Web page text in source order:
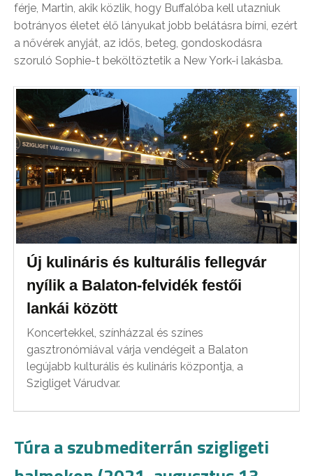
férje, Martin, akik közlik, hogy Buffalóba kell utazniuk
botrányos életet élő lányukat jobb belátásra bírni, ezért
a nővérek anyját, az idős, beteg, gondoskodásra
szoruló Sophie-t beköltöztetik a New York-i lakásba.
Új kulináris és kulturális fellegvár
nyílik a Balaton-felvidék festői
lankái között
Koncertekkel, színházzal és színes
gasztronómiával várja vendégeit a Balaton
legújabb kulturális és kulináris központja, a
Szigliget Várudvar.
Túra a szubmediterrán szigligeti